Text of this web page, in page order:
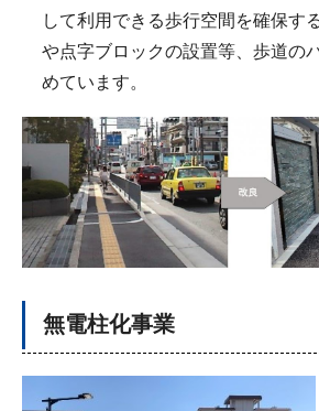
して利用できる歩行空間を確保す
や点字ブロックの設置等、歩道の
めています。
無電柱化事業